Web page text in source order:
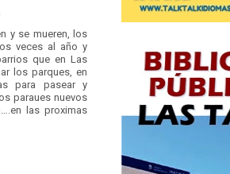
y se mueren, los
veces al año y
que en Las
los parques, en
para pasear y
paraues nuevos
las proximas